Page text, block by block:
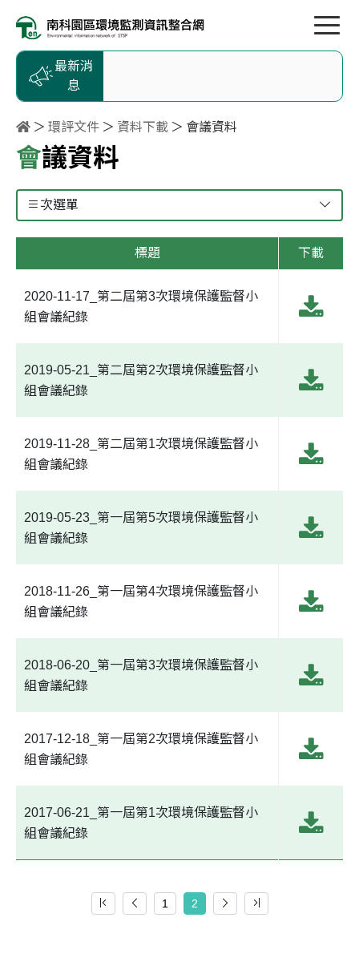
最新消
息
環評文件 資料下載 會議資料
會議資料
次選單
標題 下載
2020-11-17_第二屆第3次環境保護監督小
組會議紀錄
2019-05-21_第二屆第2次環境保護監督小
組會議紀錄
2019-11-28_第二屆第1次環境保護監督小
組會議紀錄
2019-05-23_第一屆第5次環境保護監督小
組會議紀錄
2018-11-26_第一屆第4次環境保護監督小
組會議紀錄
2018-06-20_第一屆第3次環境保護監督小
組會議紀錄
2017-12-18_第一屆第2次環境保護監督小
組會議紀錄
2017-06-21_第一屆第1次環境保護監督小
組會議紀錄
1 2